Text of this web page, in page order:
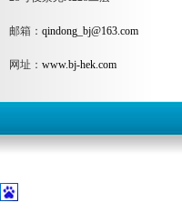
邮箱： qindong_bj@163.com
网址： www.bj-hek.com